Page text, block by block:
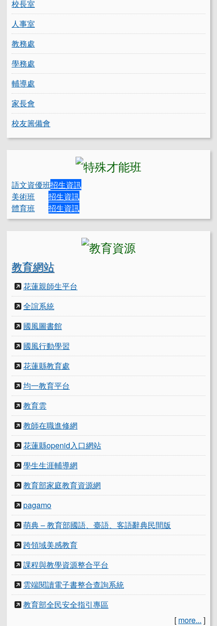
校長室
人事室
教務處
學務處
輔導處
家長會
校友籌備會
語文資優班招生資訊
美術班
招生資訊
體育班
招生資訊
教育網站
花蓮親師生平台
全誼系統
國風圖書館
國風行動學習
花蓮縣教育處
均一教育平台
教育雲
教師在職進修網
花蓮縣openid入口網站
學生生涯輔導網
教育部家庭教育資源網
pagamo
萌典 – 教育部國語、臺語、客語辭典民間版
跨領域美感教育
課程與教學資源整合平台
雲端閱讀電子書整合查詢系統
教育部全民安全指引專區
[ more... ]